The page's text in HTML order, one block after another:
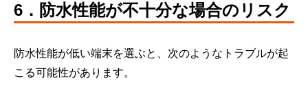
6．防水性能が不十分な場合のリスク
防水性能が低い端末を選ぶと、次のようなトラブルが起
こる可能性があります。